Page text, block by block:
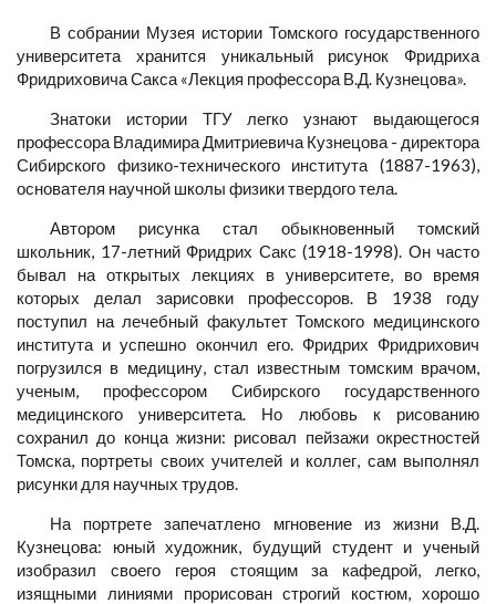
В собрании Музея истории Томского государственного
университета хранится уникальный рисунок Фридриха
Фридриховича Сакса «Лекция профессора В.Д. Кузнецова».
Знатоки истории ТГУ легко узнают выдающегося
профессора Владимира Дмитриевича Кузнецова - директора
Сибирского физико-технического института (1887-1963),
основателя научной школы физики твердого тела.
Автором рисунка стал обыкновенный томский
школьник, 17-летний Фридрих Сакс (1918-1998). Он часто
бывал на открытых лекциях в университете, во время
которых делал зарисовки профессоров. В 1938 году
поступил на лечебный факультет Томского медицинского
института и успешно окончил его. Фридрих Фридрихович
погрузился в медицину, стал известным томским врачом,
ученым, профессором Сибирского государственного
медицинского университета. Но любовь к рисованию
сохранил до конца жизни: рисовал пейзажи окрестностей
Томска, портреты своих учителей и коллег, сам выполнял
рисунки для научных трудов.
На портрете запечатлено мгновение из жизни В.Д.
Кузнецова: юный художник, будущий студент и ученый
изобразил своего героя стоящим за кафедрой, легко,
изящными линиями прорисован строгий костюм, хорошо